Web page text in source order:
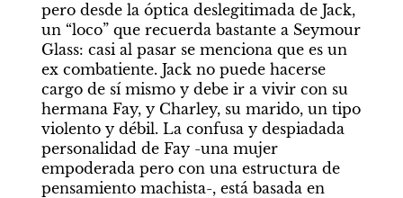
pero desde la óptica deslegitimada de Jack,
un “loco” que recuerda bastante a Seymour
Glass: casi al pasar se menciona que es un
ex combatiente. Jack no puede hacerse
cargo de sí mismo y debe ir a vivir con su
hermana Fay, y Charley, su marido, un tipo
violento y débil. La confusa y despiadada
personalidad de Fay -una mujer
empoderada pero con una estructura de
pensamiento machista-, está basada en